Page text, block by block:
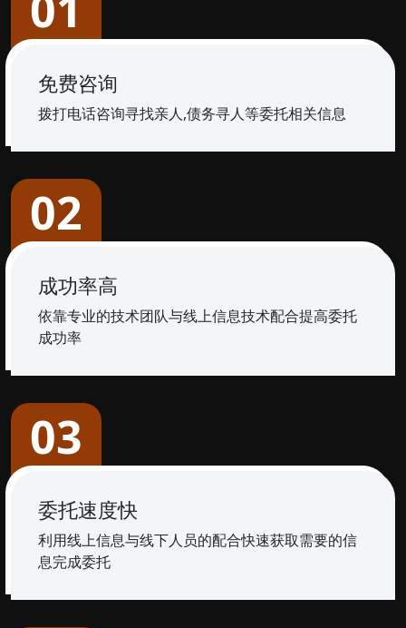
免费咨询
拨打电话咨询寻找亲人,债务寻人等委托相关信息
02
成功率高
依靠专业的技术团队与线上信息技术配合提高委托
成功率
03
委托速度快
利用线上信息与线下人员的配合快速获取需要的信
息完成委托